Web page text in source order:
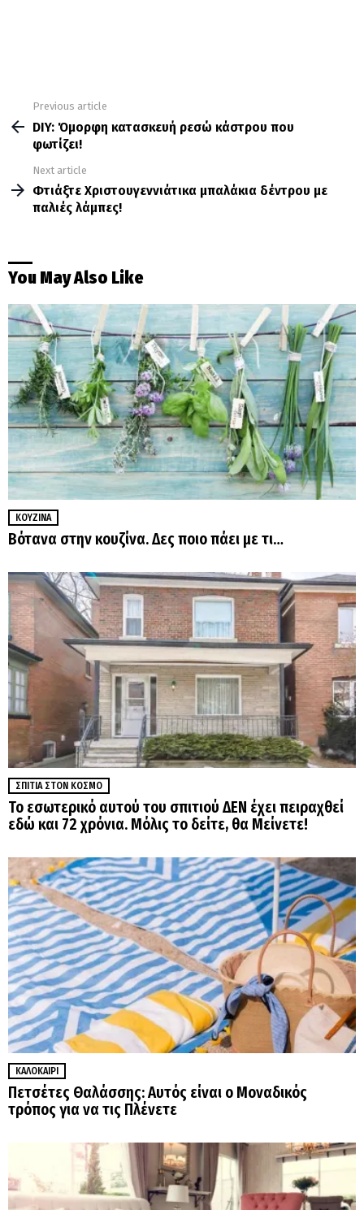
more
Previous article
DIY: Όμορφη κατασκευή ρεσώ κάστρου που
φωτίζει!
Next article
Φτιάξτε Χριστουγεννιάτικα μπαλάκια δέντρου με
παλιές λάμπες!
You May Also Like
ΚΟΥΖΊΝΑ
Βότανα στην κουζίνα. Δες ποιο πάει με τι…
ΣΠΊΤΙΑ ΣΤΟΝ ΚΌΣΜΟ
Το εσωτερικό αυτού του σπιτιού ΔΕΝ έχει πειραχθεί
εδώ και 72 χρόνια. Μόλις το δείτε, θα Μείνετε!
ΚΑΛΟΚΑΊΡΙ
Πετσέτες Θαλάσσης: Αυτός είναι ο Μοναδικός
τρόπος για να τις Πλένετε